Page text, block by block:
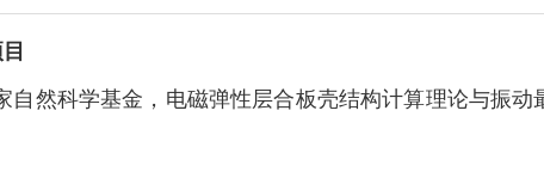
自然科学基金，电磁弹性层合板壳结构计算理论与振动